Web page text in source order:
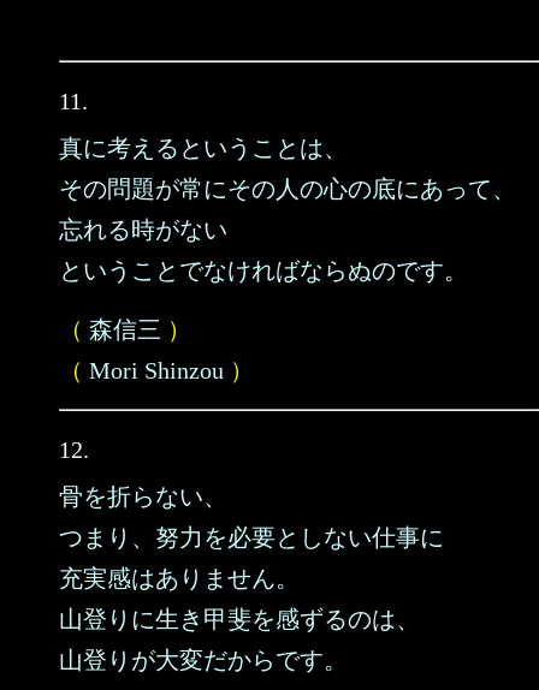
11.
真に考えるということは、
その問題が常にその人の心の底にあって、
忘れる時がない
ということでなければならぬのです。
（ 森信三 ）
（ Mori Shinzou ）
12.
骨を折らない、
つまり、努力を必要としない仕事に
充実感はありません。
山登りに生き甲斐を感ずるのは、
山登りが大変だからです。